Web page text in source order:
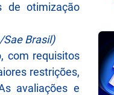
de otimização
Brasil)
com requisitos
restrições,
avaliações e